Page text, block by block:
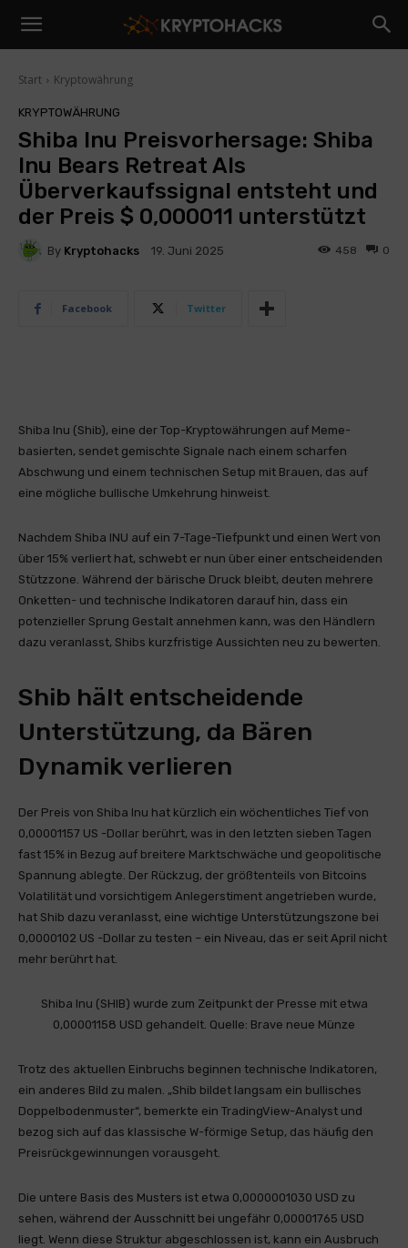
Start Kryptowährung
KRYPTOWÄHRUNG
Shiba Inu Preisvorhersage: Shiba
Inu Bears Retreat Als
Überverkaufssignal entsteht und
der Preis $ 0,000011 unterstützt
By Kryptohacks 19. Juni 2025 0
458
Facebook Twitter
Shiba Inu (Shib), eine der Top-Kryptowährungen auf Meme-
basierten, sendet gemischte Signale nach einem scharfen
Abschwung und einem technischen Setup mit Brauen, das auf
eine mögliche bullische Umkehrung hinweist.
Nachdem Shiba INU auf ein 7-Tage-Tiefpunkt und einen Wert von
über 15% verliert hat, schwebt er nun über einer entscheidenden
Stützzone. Während der bärische Druck bleibt, deuten mehrere
Onketten- und technische Indikatoren darauf hin, dass ein
potenzieller Sprung Gestalt annehmen kann, was den Händlern
dazu veranlasst, Shibs kurzfristige Aussichten neu zu bewerten.
Shib hält entscheidende
Unterstützung, da Bären
Dynamik verlieren
Der Preis von Shiba Inu hat kürzlich ein wöchentliches Tief von
0,00001157 US -Dollar berührt, was in den letzten sieben Tagen
fast 15% in Bezug auf breitere Marktschwäche und geopolitische
Spannung ablegte. Der Rückzug, der größtenteils von Bitcoins
Volatilität und vorsichtigem Anlegerstiment angetrieben wurde,
hat Shib dazu veranlasst, eine wichtige Unterstützungszone bei
0,0000102 US -Dollar zu testen – ein Niveau, das er seit April nicht
mehr berührt hat.
Shiba Inu (SHIB) wurde zum Zeitpunkt der Presse mit etwa
0,00001158 USD gehandelt. Quelle: Brave neue Münze
Trotz des aktuellen Einbruchs beginnen technische Indikatoren,
ein anderes Bild zu malen. „Shib bildet langsam ein bullisches
Doppelbodenmuster“, bemerkte ein TradingView-Analyst und
bezog sich auf das klassische W-förmige Setup, das häufig den
Preisrückgewinnungen vorausgeht.
Die untere Basis des Musters ist etwa 0,0000001030 USD zu
sehen, während der Ausschnitt bei ungefähr 0,00001765 USD
liegt. Wenn diese Struktur abgeschlossen ist, kann ein Ausbruch